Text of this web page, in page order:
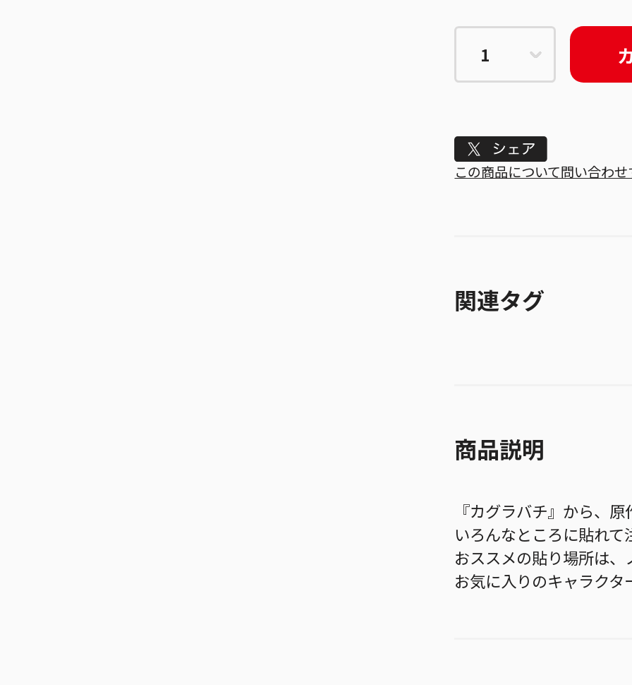
Tweet
この商品について問い合わ
関連タグ
商品説明
『カグラバチ』から、
いろんなところに貼れ
おススメの貼り場所は
お気に入りのキャラク